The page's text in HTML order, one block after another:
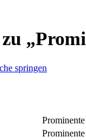
springen